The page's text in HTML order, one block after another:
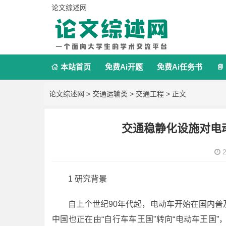
论文综述网
 本站首页 免费Ai开题 免费Ai任务书 
论文综述网 > 交通运输类 > 交通工程 > 正文
交通稳静化设施对
1 研究背景
自上个世纪90年代起，电动车开始在国内
中国也正在由“自行车车王国”转向“电动车王国